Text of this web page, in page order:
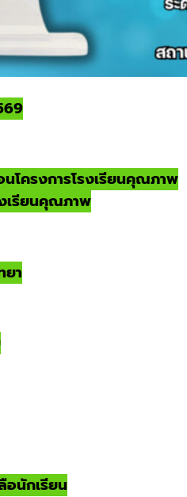
โครงการโรงเรียนคุณภาพ
งเรียนคุณภาพ
ยา
อนักเรียน